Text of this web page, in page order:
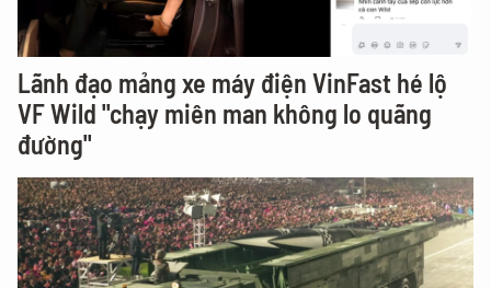
Lãnh đạo mảng xe máy điện VinFast hé lộ
VF Wild "chạy miên man không lo quãng
đường"